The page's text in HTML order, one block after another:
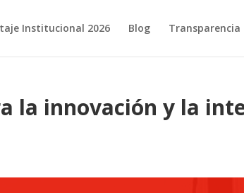
Institucional 2026 Blog Transparencia
la innovación y la